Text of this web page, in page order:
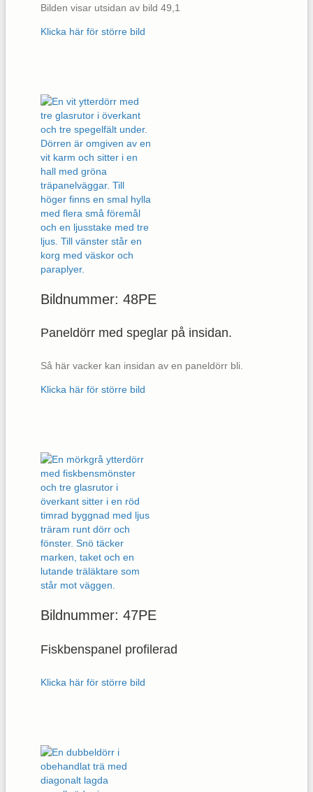
Bilden visar utsidan av bild 49,1
Klicka här för större bild
Bildnummer: 48PE
Paneldörr med speglar på insidan.
Så här vacker kan insidan av en paneldörr bli.
Klicka här för större bild
Bildnummer: 47PE
Fiskbenspanel profilerad
Klicka här för större bild